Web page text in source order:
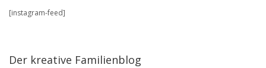
BLOG
[instagram-feed]
Der kreative Familienblog